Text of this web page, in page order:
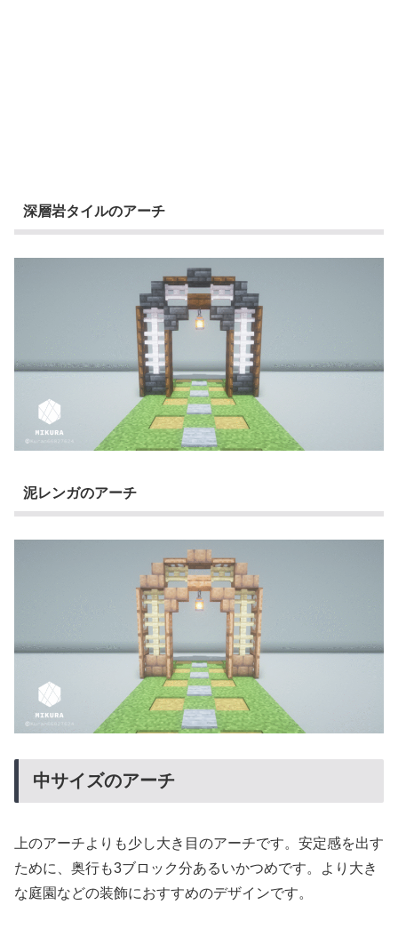
深層岩タイルのアーチ
泥レンガのアーチ
中サイズのアーチ
上のアーチよりも少し大き目のアーチです。安定感を出す
ために、奥行も3ブロック分あるいかつめです。より大き
な庭園などの装飾におすすめのデザインです。